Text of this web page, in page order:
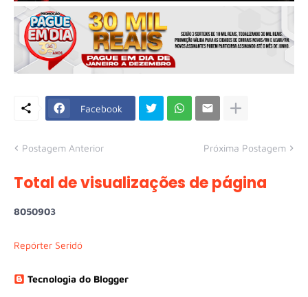
Facebook
Postagem Anterior Próxima Postagem
Total de visualizações de página
8050903
Repórter Seridó
Tecnologia do Blogger